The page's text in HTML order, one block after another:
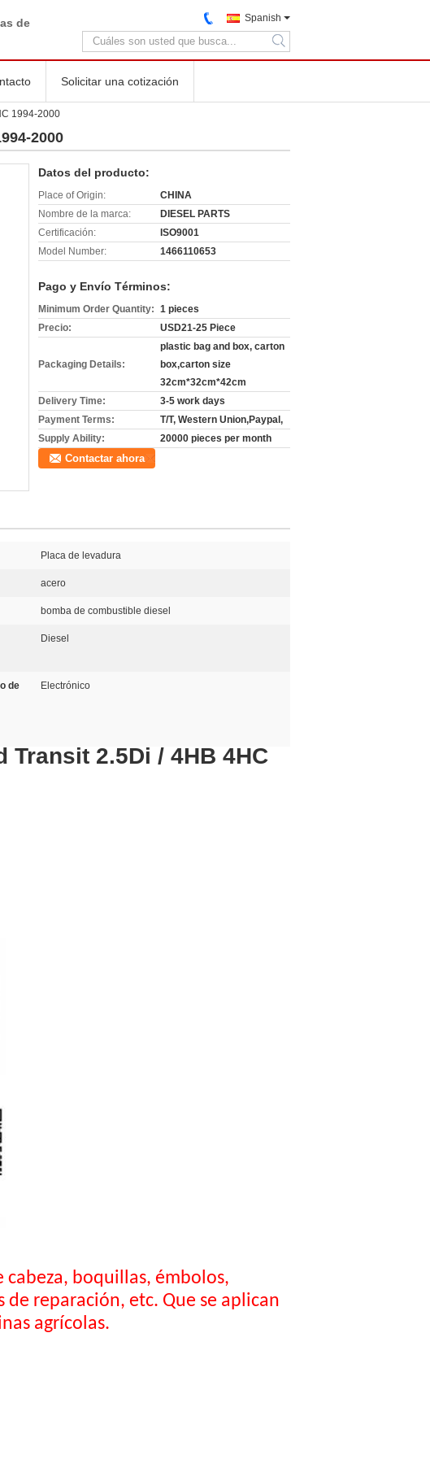
de
Spanish
search
Solicitar una cotización
1994-2000
2000
Datos del producto:
Place of Origin:
CHINA
Nombre de la marca:
DIESEL PARTS
Certificación:
ISO9001
Model Number:
1466110653
Pago y Envío Términos:
Minimum Order Quantity: 1 pieces
Precio:
USD21-25 Piece
Packaging Details:
plastic bag and box, carton
box,carton size
32cm*32cm*42cm
Delivery Time:
3-5 work days
Payment Terms:
T/T, Western Union,Paypal,
Supply Ability:
20000 pieces per month
Contactar ahora
Placa de levadura
acero
bomba de combustible diesel
Diesel
de
Electrónico
Transit 2.5Di / 4HB 4HC
cabeza, boquillas, émbolos,
reparación, etc. Que se aplican
agrícolas.